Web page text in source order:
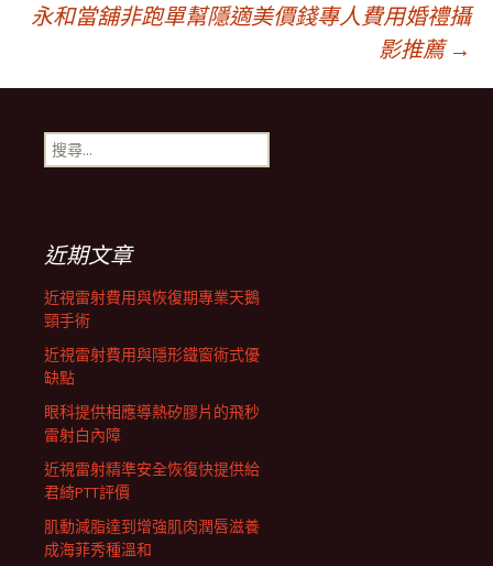
章
導
航
列
永和當舖非跑單幫隱適美價錢專人費用婚禮攝
影推薦 →
搜
尋
近期文章
近視雷射費用與恢復期專業天鵝
頸手術
近視雷射費用與隱形鐵窗術式優
缺點
眼科提供相應導熱矽膠片的飛秒
雷射白內障
近視雷射精準安全恢復快提供給
君綺PTT評價
肌動減脂達到增強肌肉潤唇滋養
成海菲秀種溫和